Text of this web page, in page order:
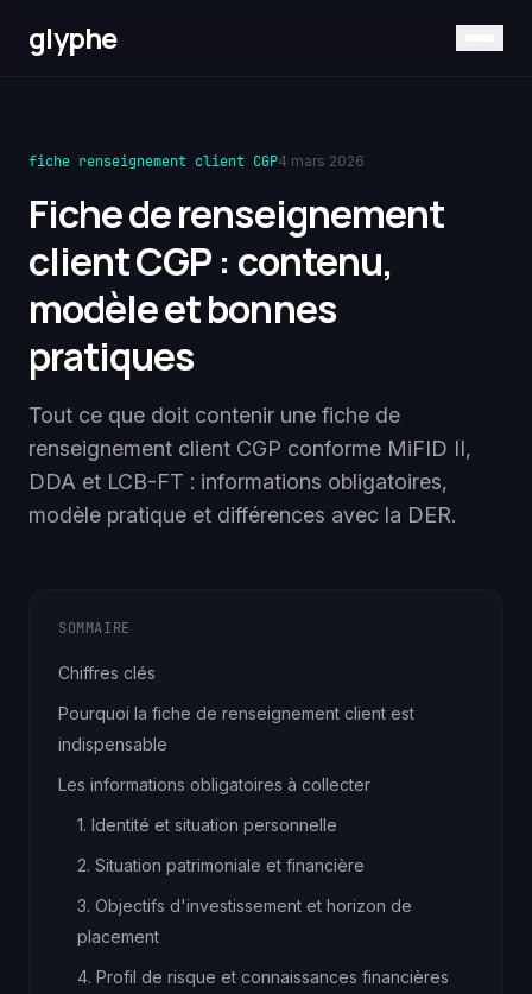
glyphe
fiche renseignement client CGP4 mars 2026
Fiche de renseignement
client CGP : contenu,
modèle et bonnes
pratiques
Tout ce que doit contenir une fiche de
renseignement client CGP conforme MiFID II,
DDA et LCB-FT : informations obligatoires,
modèle pratique et différences avec la DER.
SOMMAIRE
Chiffres clés
Pourquoi la fiche de renseignement client est
indispensable
Les informations obligatoires à collecter
1. Identité et situation personnelle
2. Situation patrimoniale et financière
3. Objectifs d'investissement et horizon de
placement
4. Profil de risque et connaissances financières